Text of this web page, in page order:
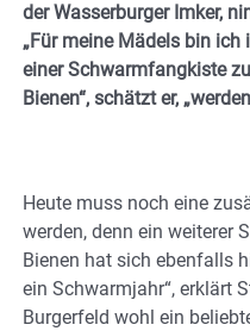
der Wasserburger Imker,
„Für meine Mädels bin ich
einer Schwarmfangkiste
Bienen“, schätzt er,
Heute muss noch eine
werden, denn ein weiterer
Bienen hat sich ebenfalls
ein Schwarmjahr“, erklärt
Burgerfeld wohl ein